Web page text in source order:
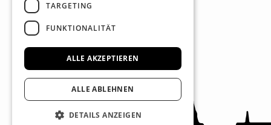
TARGETING
FUNKTIONALITÄT
ALLE AKZEPTIEREN
ALLE ABLEHNEN
DETAILS ANZEIGEN